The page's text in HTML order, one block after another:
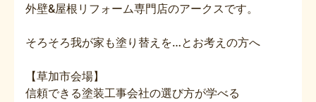
外壁&屋根リフォーム専門店のアークスです。
そろそろ我が家も塗り替えを…とお考えの方へ
【草加市会場】
信頼できる塗装工事会社の選び方が学べる